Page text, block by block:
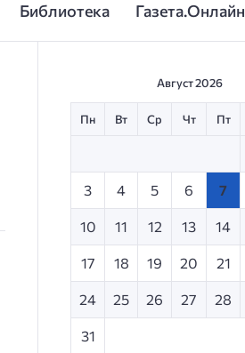
Библиотека Газета.Онлайн
Август 2026
Пн Вт Ср Чт Пт
3 4 5 6 7
10 11 12 13 14
17 18 19 20 21
24 25 26 27 28
31